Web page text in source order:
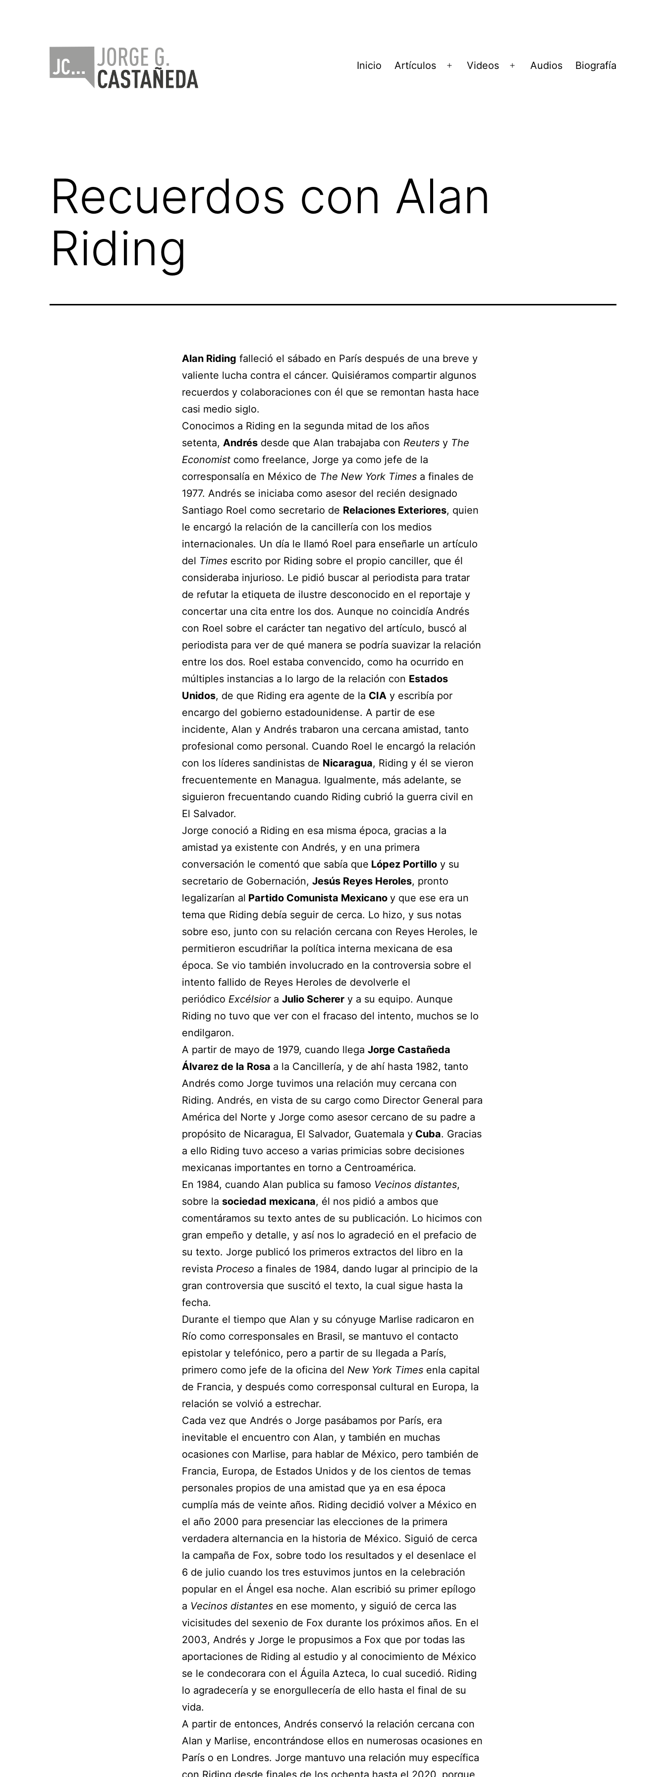
Inicio Artículos
Abrir
Videos
Abrir
Audios Biografía
Recuerdos con Alan
Riding
Alan Riding falleció el sábado en París después de una breve y
valiente lucha contra el cáncer. Quisiéramos compartir algunos
recuerdos y colaboraciones con él que se remontan hasta hace
casi medio siglo.
Conocimos a Riding en la segunda mitad de los años
setenta, Andrés desde que Alan trabajaba con Reuters y The
Economist como freelance, Jorge ya como jefe de la
corresponsalía en México de The New York Times a finales de
1977. Andrés se iniciaba como asesor del recién designado
Santiago Roel como secretario de Relaciones Exteriores, quien
le encargó la relación de la cancillería con los medios
internacionales. Un día le llamó Roel para enseñarle un artículo
del Times escrito por Riding sobre el propio canciller, que él
consideraba injurioso. Le pidió buscar al periodista para tratar
de refutar la etiqueta de ilustre desconocido en el reportaje y
concertar una cita entre los dos. Aunque no coincidía Andrés
con Roel sobre el carácter tan negativo del artículo, buscó al
periodista para ver de qué manera se podría suavizar la relación
entre los dos. Roel estaba convencido, como ha ocurrido en
múltiples instancias a lo largo de la relación con Estados
Unidos, de que Riding era agente de la CIA y escribía por
encargo del gobierno estadounidense. A partir de ese
incidente, Alan y Andrés trabaron una cercana amistad, tanto
profesional como personal. Cuando Roel le encargó la relación
con los líderes sandinistas de Nicaragua, Riding y él se vieron
frecuentemente en Managua. Igualmente, más adelante, se
siguieron frecuentando cuando Riding cubrió la guerra civil en
El Salvador.
Jorge conoció a Riding en esa misma época, gracias a la
amistad ya existente con Andrés, y en una primera
conversación le comentó que sabía que López Portillo y su
secretario de Gobernación, Jesús Reyes Heroles, pronto
legalizarían al Partido Comunista Mexicano y que ese era un
tema que Riding debía seguir de cerca. Lo hizo, y sus notas
sobre eso, junto con su relación cercana con Reyes Heroles, le
permitieron escudriñar la política interna mexicana de esa
época. Se vio también involucrado en la controversia sobre el
intento fallido de Reyes Heroles de devolverle el
periódico Excélsiora Julio Scherer y a su equipo. Aunque
Riding no tuvo que ver con el fracaso del intento, muchos se lo
endilgaron.
A partir de mayo de 1979, cuando llega Jorge Castañeda
Álvarez de la Rosa a la Cancillería, y de ahí hasta 1982, tanto
Andrés como Jorge tuvimos una relación muy cercana con
Riding. Andrés, en vista de su cargo como Director General para
América del Norte y Jorge como asesor cercano de su padre a
propósito de Nicaragua, El Salvador, Guatemala y Cuba. Gracias
a ello Riding tuvo acceso a varias primicias sobre decisiones
mexicanas importantes en torno a Centroamérica.
En 1984, cuando Alan publica su famoso Vecinos distantes,
sobre la sociedad mexicana, él nos pidió a ambos que
comentáramos su texto antes de su publicación. Lo hicimos con
gran empeño y detalle, y así nos lo agradeció en el prefacio de
su texto. Jorge publicó los primeros extractos del libro en la
revista Proceso a finales de 1984, dando lugar al principio de la
gran controversia que suscitó el texto, la cual sigue hasta la
fecha.
Durante el tiempo que Alan y su cónyuge Marlise radicaron en
Río como corresponsales en Brasil, se mantuvo el contacto
epistolar y telefónico, pero a partir de su llegada a París,
primero como jefe de la oficina del New York Times enla capital
de Francia, y después como corresponsal cultural en Europa, la
relación se volvió a estrechar.
Cada vez que Andrés o Jorge pasábamos por París, era
inevitable el encuentro con Alan, y también en muchas
ocasiones con Marlise, para hablar de México, pero también de
Francia, Europa, de Estados Unidos y de los cientos de temas
personales propios de una amistad que ya en esa época
cumplía más de veinte años. Riding decidió volver a México en
el año 2000 para presenciar las elecciones de la primera
verdadera alternancia en la historia de México. Siguió de cerca
la campaña de Fox, sobre todo los resultados y el desenlace el
6 de julio cuando los tres estuvimos juntos en la celebración
popular en el Ángel esa noche. Alan escribió su primer epílogo
a Vecinos distantes en ese momento, y siguió de cerca las
vicisitudes del sexenio de Fox durante los próximos años. En el
2003, Andrés y Jorge le propusimos a Fox que por todas las
aportaciones de Riding al estudio y al conocimiento de México
se le condecorara con el Águila Azteca, lo cual sucedió. Riding
lo agradecería y se enorgullecería de ello hasta el final de su
vida.
A partir de entonces, Andrés conservó la relación cercana con
Alan y Marlise, encontrándose ellos en numerosas ocasiones en
París o en Londres. Jorge mantuvo una relación muy específica
con Riding desde finales de los ochenta hasta el 2020, porque